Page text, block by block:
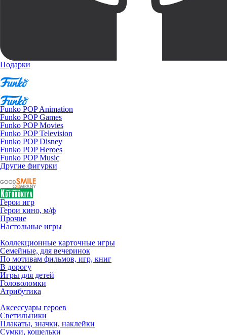
Подарки
Funko POP Animation
Funko POP Games
Funko POP Movies
Funko POP Television
Funko POP Disney
Funko POP Heroes
Funko POP Music
Другие фигурки
Герои игр
Герои кино, м/ф
Прочие
Настольные игры
Коллекционные карточные игры
Семейные, для вечеринок
По мотивам фильмов, игр, книг
В дорогу
Игры для детей
Головоломки
Атрибутика
Аксессуары героев
Светильники
Плакаты, значки, наклейки
Сумки, кошельки